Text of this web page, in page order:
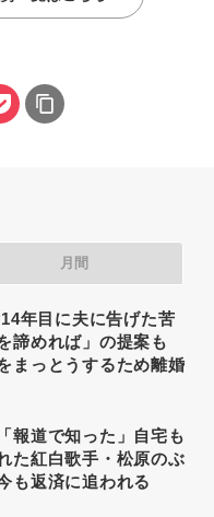
月間
年目に夫に告げた苦
諦めれば」の提案も
まっとうするため離婚
報道で知った」自宅も
た紅白歌手・松原のぶ
も返済に追われる